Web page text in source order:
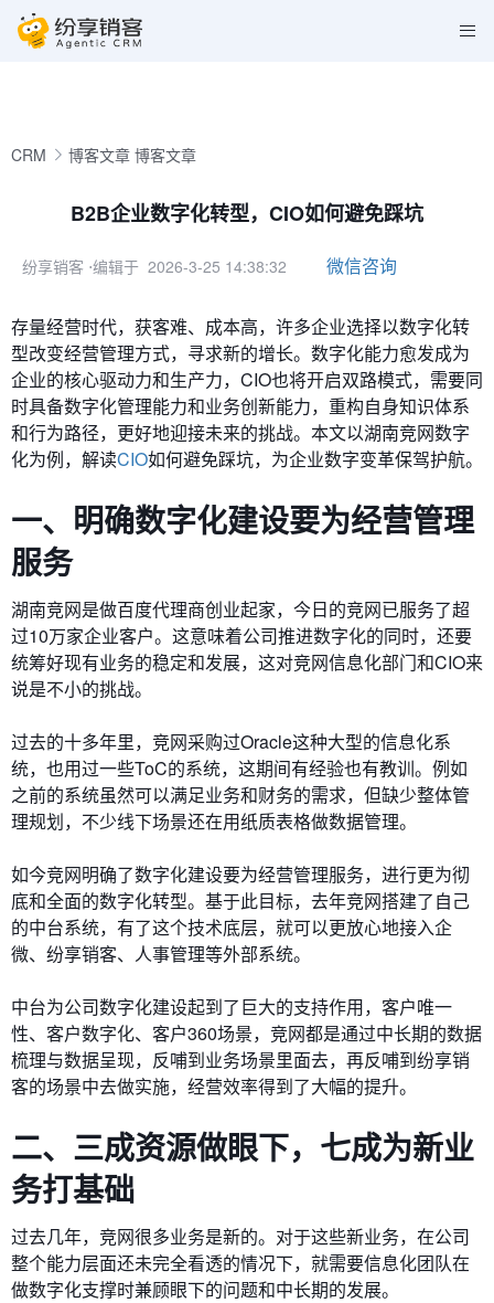
CRM 博客文章 博客文章
B2B企业数字化转型，CIO如何避免踩坑
纷享销客 ⋅编辑于 2026-3-25 14:38:32 微信咨询
存量经营时代，获客难、成本高，许多企业选择以数字化转
型改变经营管理方式，寻求新的增长。数字化能力愈发成为
企业的核心驱动力和生产力，CIO也将开启双路模式，需要同
时具备数字化管理能力和业务创新能力，重构自身知识体系
和行为路径，更好地迎接未来的挑战。本文以湖南竞网数字
化为例，解读CIO如何避免踩坑，为企业数字变革保驾护航。
一、明确数字化建设要为经营管理
服务
湖南竞网是做百度代理商创业起家，今日的竞网已服务了超
过10万家企业客户。这意味着公司推进数字化的同时，还要
统筹好现有业务的稳定和发展，这对竞网信息化部门和CIO来
说是不小的挑战。
过去的十多年里，竞网采购过Oracle这种大型的信息化系
统，也用过一些ToC的系统，这期间有经验也有教训。例如
之前的系统虽然可以满足业务和财务的需求，但缺少整体管
理规划，不少线下场景还在用纸质表格做数据管理。
如今竞网明确了数字化建设要为经营管理服务，进行更为彻
底和全面的数字化转型。基于此目标，去年竞网搭建了自己
的中台系统，有了这个技术底层，就可以更放心地接入企
微、纷享销客、人事管理等外部系统。
中台为公司数字化建设起到了巨大的支持作用，客户唯一
性、客户数字化、客户360场景，竞网都是通过中长期的数据
梳理与数据呈现，反哺到业务场景里面去，再反哺到纷享销
客的场景中去做实施，经营效率得到了大幅的提升。
二、三成资源做眼下，七成为新业
务打基础
过去几年，竞网很多业务是新的。对于这些新业务，在公司
整个能力层面还未完全看透的情况下，就需要信息化团队在
做数字化支撑时兼顾眼下的问题和中长期的发展。